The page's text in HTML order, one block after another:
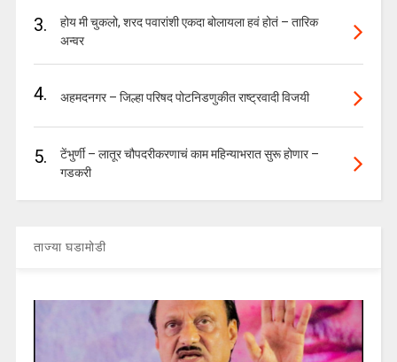
3.
होय मी चुकलो, शरद पवारांशी एकदा बोलायला हवं होतं – तारिक
अन्वर
4. अहमदनगर – जिल्हा परिषद पोटनिडणुकीत राष्ट्रवादी विजयी
5.
टेंभुर्णी – लातूर चौपदरीकरणाचं काम महिन्याभरात सुरू होणार –
गडकरी
ताज्या घडामोडी